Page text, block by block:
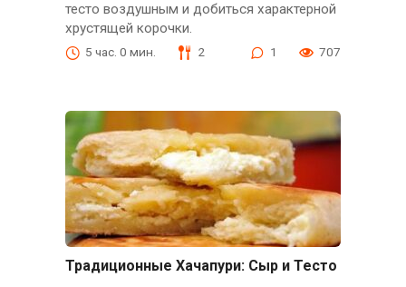
тесто воздушным и добиться характерной
хрустящей корочки.
5 час. 0 мин. 2 1 707
Традиционные Хачапури: Сыр и Тесто